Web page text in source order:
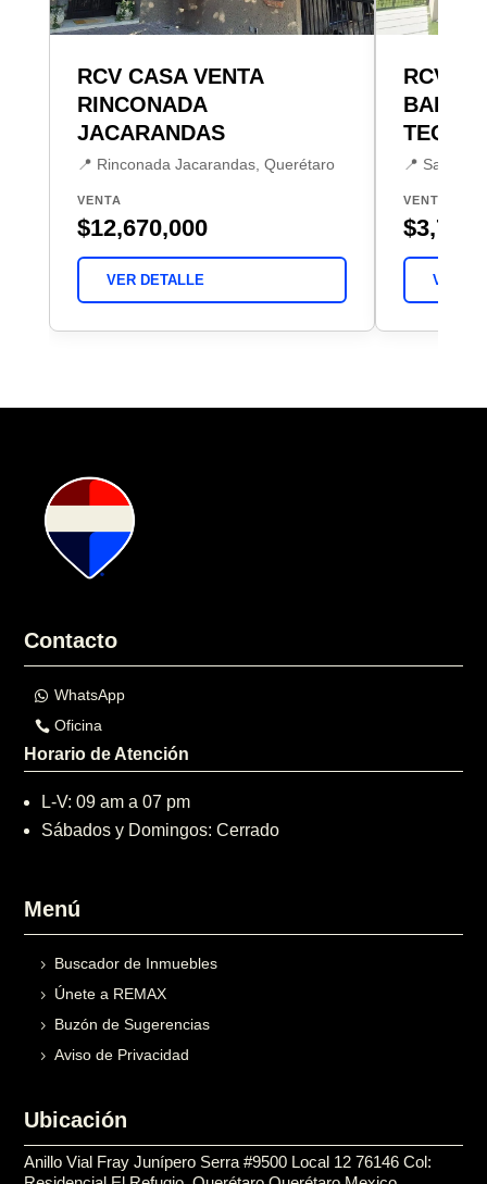
RCV CASA VENTA
RINCONADA
JACARANDAS
📍 Rinconada Jacarandas, Querétaro
VENTA
$12,670,000
VER DETALLE
RCV
📍 San
VENTA
VER
Contacto
WhatsApp
Oficina
Horario de Atención
L-V: 09 am a 07 pm
Sábados y Domingos: Cerrado
Menú
Buscador de Inmuebles
Únete a REMAX
Buzón de Sugerencias
Aviso de Privacidad
Ubicación
Anillo Vial Fray Junípero Serra #9500 Local 12 76146 Col: